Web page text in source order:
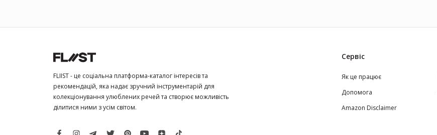
FLIIST - це соціальна платформа-каталог інтересів та
рекомендацій, яка надає зручний інструментарій для
колекціонування улюблених речей та створює можливість
ділитися ними з усім світом.
Сервіс
Як це працює
Допомога
Amazon Disclaimer